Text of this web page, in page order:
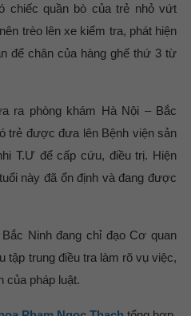
chiếc quần bò của trẻ nhỏ vứt
trèo lên xe kiểm tra, phát hiện
để chân của hàng ghế thứ 3 từ
ra phòng khám Hà Nội – Bắc
trẻ được đưa lên Bệnh viện sản
T.Ư để cấp cứu, điều trị. Hiện
này đã ổn định và đang được
Ninh đang chỉ đạo Cơ quan
tập trung điều tra làm rõ vụ việc,
của pháp luật.